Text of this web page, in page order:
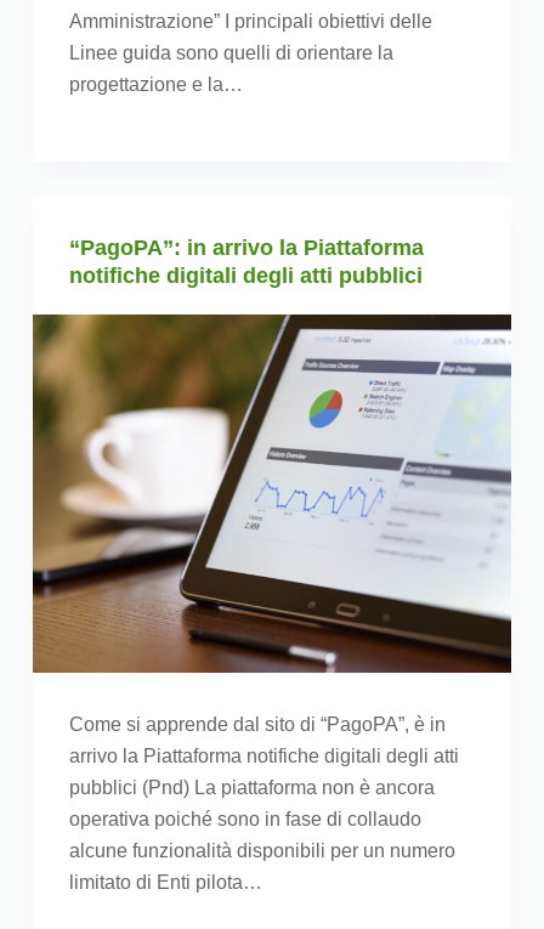
Amministrazione” I principali obiettivi delle
Linee guida sono quelli di orientare la
progettazione e la…
“PagoPA”: in arrivo la Piattaforma
notifiche digitali degli atti pubblici
Come si apprende dal sito di “PagoPA”, è in
arrivo la Piattaforma notifiche digitali degli atti
pubblici (Pnd) La piattaforma non è ancora
operativa poiché sono in fase di collaudo
alcune funzionalità disponibili per un numero
limitato di Enti pilota…